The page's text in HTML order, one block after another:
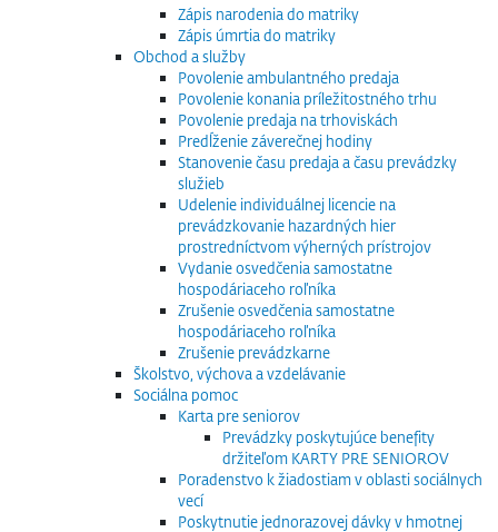
Zápis narodenia do matriky
Zápis úmrtia do matriky
Obchod a služby
Povolenie ambulantného predaja
Povolenie konania príležitostného trhu
Povolenie predaja na trhoviskách
Predĺženie záverečnej hodiny
Stanovenie času predaja a času prevádzky
služieb
Udelenie individuálnej licencie na
prevádzkovanie hazardných hier
prostredníctvom výherných prístrojov
Vydanie osvedčenia samostatne
hospodáriaceho roľníka
Zrušenie osvedčenia samostatne
hospodáriaceho roľníka
Zrušenie prevádzkarne
Školstvo, výchova a vzdelávanie
Sociálna pomoc
Karta pre seniorov
Prevádzky poskytujúce benefity
držiteľom KARTY PRE SENIOROV
Poradenstvo k žiadostiam v oblasti sociálnych
vecí
Poskytnutie jednorazovej dávky v hmotnej